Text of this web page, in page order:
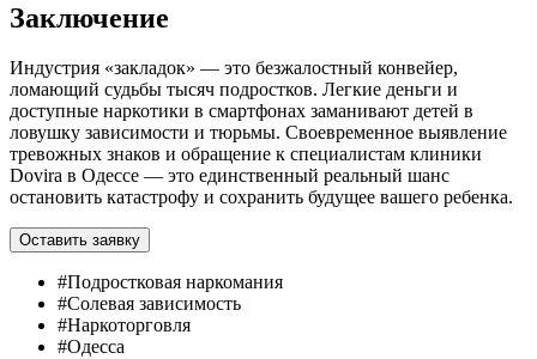
Заключение
Индустрия «закладок» — это безжалостный конвейер,
ломающий судьбы тысяч подростков. Легкие деньги и
доступные наркотики в смартфонах заманивают детей в
ловушку зависимости и тюрьмы. Своевременное выявление
тревожных знаков и обращение к специалистам клиники
Dovira в Одессе — это единственный реальный шанс
остановить катастрофу и сохранить будущее вашего ребенка.
Оставить заявку
#Подростковая наркомания
#Солевая зависимость
#Наркоторговля
#Одесса